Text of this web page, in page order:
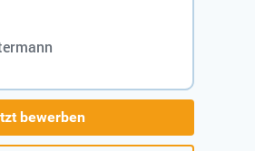
bewerben